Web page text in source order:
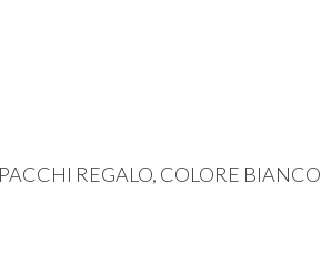
PACCHI REGALO, COLORE BIANCO